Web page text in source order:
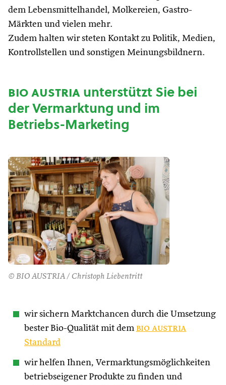
dem Lebensmittelhandel, Molkereien, Gastro-
Märkten und vielen mehr.
Zudem halten wir steten Kontakt zu Politik, Medien,
Kontrollstellen und sonstigen Meinungsbildnern.
bio austriaunterstützt Sie bei
der Vermarktung und im
Betriebs-Marketing
© BIO AUSTRIA / Christoph Liebentritt
wir sichern Marktchancen durch die Umsetzung
bester Bio-Qualität mit dem bio austria
Standard
wir helfen Ihnen, Vermarktungsmöglichkeiten
betriebseigener Produkte zu finden und